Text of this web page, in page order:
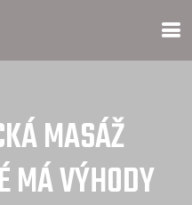
MASÁŽ
MÁ VÝHODY